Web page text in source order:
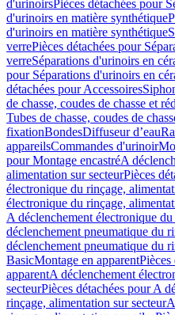
d'urinoirsPièces détachées pour
d'urinoirs en matière synthétique
d'urinoirs en matière synthétique
verrePièces détachées pour
verreSéparations d'urinoirs en
pour Séparations d'urinoirs en
détachées pour Accessoires
de chasse, coudes de chasse et
Tubes de chasse, coudes de
fixationBondesDiffuseur d’eau
appareilsCommandes d'urinoir
pour Montage encastréA
alimentation sur secteurPièces
électronique du rinçage,
électronique du rinçage,
A déclenchement électronique
déclenchement pneumatique du
déclenchement pneumatique du
BasicMontage en apparentPièces
apparentA déclenchement
secteurPièces détachées pour A
rinçage, alimentation sur secteur